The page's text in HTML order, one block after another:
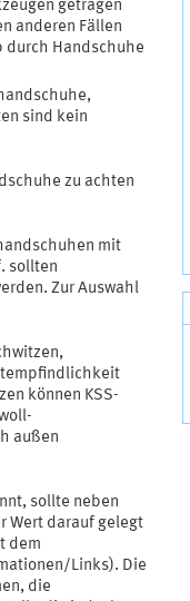
getragen
anderen Fällen
durch Handschuhe
sind kein
zu achten
mit
sollten
Zur Auswahl
können KSS-
außen
sollte neben
Wert darauf gelegt
dem
Links). Die
die